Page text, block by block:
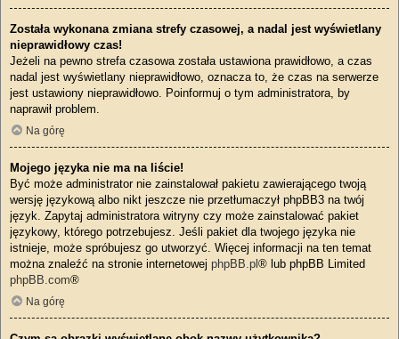
Została wykonana zmiana strefy czasowej, a nadal jest wyświetlany
nieprawidłowy czas!
Jeżeli na pewno strefa czasowa została ustawiona prawidłowo, a czas
nadal jest wyświetlany nieprawidłowo, oznacza to, że czas na serwerze
jest ustawiony nieprawidłowo. Poinformuj o tym administratora, by
naprawił problem.
Na górę
Mojego języka nie ma na liście!
Być może administrator nie zainstalował pakietu zawierającego twoją
wersję językową albo nikt jeszcze nie przetłumaczył phpBB3 na twój
język. Zapytaj administratora witryny czy może zainstalować pakiet
językowy, którego potrzebujesz. Jeśli pakiet dla twojego języka nie
istnieje, może spróbujesz go utworzyć. Więcej informacji na ten temat
można znaleźć na stronie internetowej phpBB.pl ® lub phpBB Limited
phpBB.com®
Na górę